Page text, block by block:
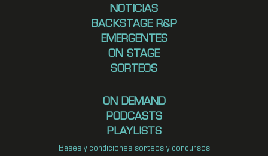
NOTICIAS
BACKSTAGE R&P
EMERGENTES
ON STAGE
SORTEOS
ON DEMAND
PODCASTS
PLAYLISTS
Bases y condiciones sorteos y concursos